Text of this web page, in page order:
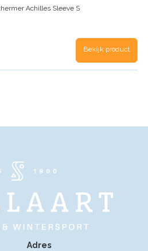
Achilles Sleeve S
Bekijk product
Adres